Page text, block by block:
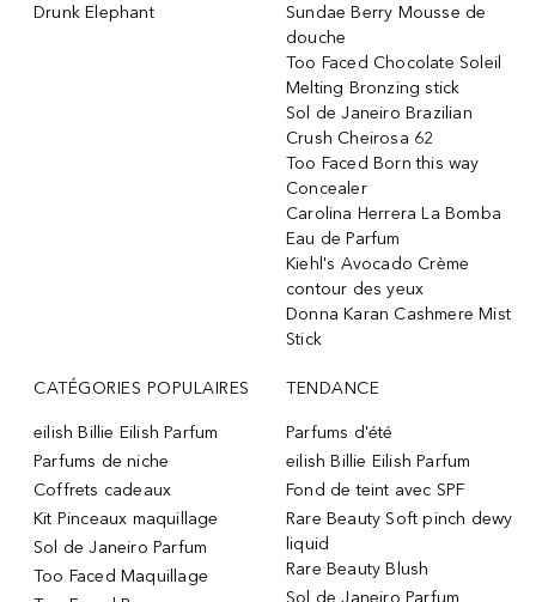
Drunk Elephant
Sundae Berry Mousse de
douche
Too Faced Chocolate Soleil
Melting Bronzing stick
Sol de Janeiro Brazilian
Crush Cheirosa 62
Too Faced Born this way
Concealer
Carolina Herrera La Bomba
Eau de Parfum
Kiehl's Avocado Crème
contour des yeux
Donna Karan Cashmere Mist
Stick
CATÉGORIES POPULAIRES
eilish Billie Eilish Parfum
Parfums de niche
Coffrets cadeaux
Kit Pinceaux maquillage
Sol de Janeiro Parfum
Too Faced Maquillage
TENDANCE
Parfums d'été
eilish Billie Eilish Parfum
Fond de teint avec SPF
Rare Beauty Soft pinch dewy
liquid
Rare Beauty Blush
Sol de Janeiro Parfum